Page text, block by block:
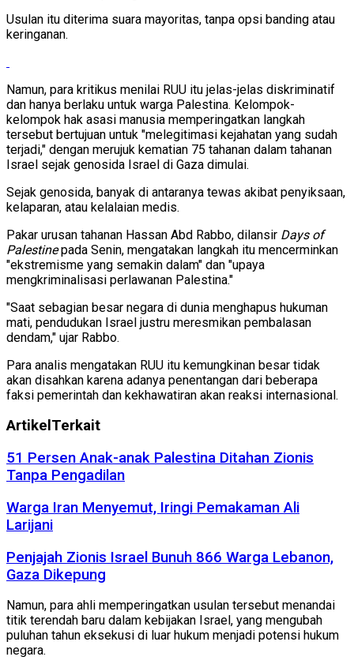
Usulan itu diterima suara mayoritas, tanpa opsi banding atau
keringanan.
Namun, para kritikus menilai RUU itu jelas-jelas diskriminatif
dan hanya berlaku untuk warga Palestina. Kelompok-
kelompok hak asasi manusia memperingatkan langkah
tersebut bertujuan untuk "melegitimasi kejahatan yang sudah
terjadi," dengan merujuk kematian 75 tahanan dalam tahanan
Israel sejak genosida Israel di Gaza dimulai.
Sejak genosida, banyak di antaranya tewas akibat penyiksaan,
kelaparan, atau kelalaian medis.
Pakar urusan tahanan Hassan Abd Rabbo, dilansir Days of
Palestinepada Senin, mengatakan langkah itu mencerminkan
"ekstremisme yang semakin dalam" dan "upaya
mengkriminalisasi perlawanan Palestina."
"Saat sebagian besar negara di dunia menghapus hukuman
mati, pendudukan Israel justru meresmikan pembalasan
dendam," ujar Rabbo.
Para analis mengatakan RUU itu kemungkinan besar tidak
akan disahkan karena adanya penentangan dari beberapa
faksi pemerintah dan kekhawatiran akan reaksi internasional.
Artikel Terkait
51 Persen Anak-anak Palestina Ditahan Zionis
Tanpa Pengadilan
Warga Iran Menyemut, Iringi Pemakaman Ali
Larijani
Penjajah Zionis Israel Bunuh 866 Warga Lebanon,
Gaza Dikepung
Namun, para ahli memperingatkan usulan tersebut menandai
titik terendah baru dalam kebijakan Israel, yang mengubah
puluhan tahun eksekusi di luar hukum menjadi potensi hukum
negara.